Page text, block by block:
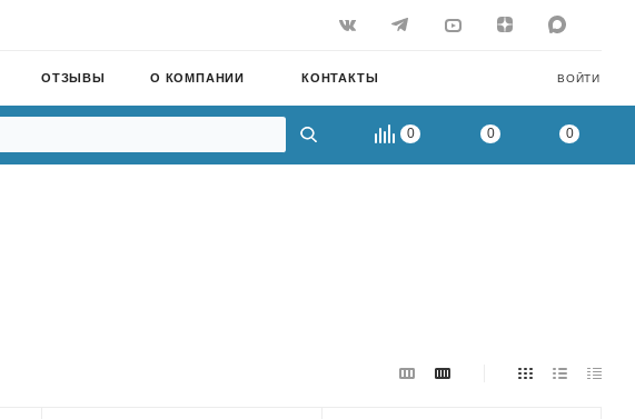
ВОЙТИ
ОТЗЫВЫ О КОМПАНИИ КОНТАКТЫ
0 0 0